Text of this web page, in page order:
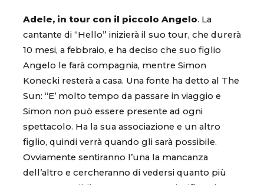
Adele, in tour con il piccolo Angelo. La
cantante di “Hello” inizierà il suo tour, che durerà
10 mesi, a febbraio, e ha deciso che suo figlio
Angelo le farà compagnia, mentre Simon
Konecki resterà a casa. Una fonte ha detto al The
Sun: “E’ molto tempo da passare in viaggio e
Simon non può essere presente ad ogni
spettacolo. Ha la sua associazione e un altro
figlio, quindi verrà quando gli sarà possibile.
Ovviamente sentiranno l’una la mancanza
dell’altro e cercheranno di vedersi quanto più